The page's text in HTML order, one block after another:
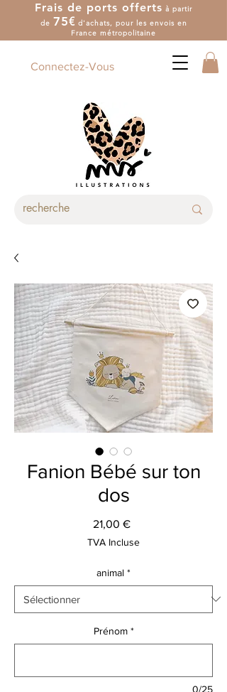
Frais de ports offerts à partir
de 75€ d'achats, pour les envois en
France métropolitaine
Connectez-Vous
Fanion Bébé sur ton
dos
21,00 €Prix
TVA Incluse
animal *
Prénom *
0/25